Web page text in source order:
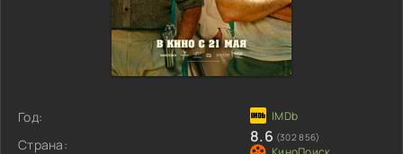
Год:
Страна:
8.6 (302 856)